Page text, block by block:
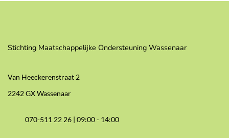
Stichting Maatschappelijke Ondersteuning Wassenaar
Van Heeckerenstraat 2
2242 GX Wassenaar
070-511 22 26 |09:00 - 14:00